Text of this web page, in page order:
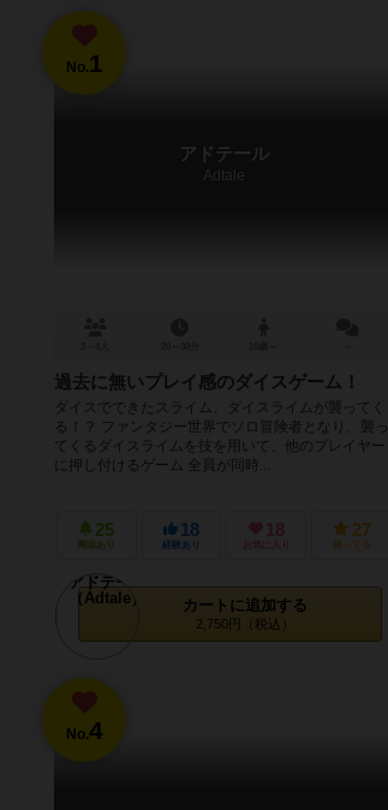
No.1
アドテール
Adtale
過去に無いプレイ感のダイスゲーム！
ダイスでできたスライム、ダイスライムが襲ってく
る！？ ファンタジー世界でソロ冒険者となり、襲っ
てくるダイスライムを技を用いて、他のプレイヤー
に押し付けるゲーム 全員が同時...
25
興味あり
18
経験あり
18
お気に入り
27
持ってる
カートに追加する
2,750円（税込）
No.4